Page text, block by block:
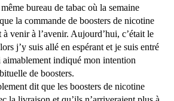
bureau de tabac où la semaine
la commande de boosters de nicotine
venir à l’avenir. Aujourd’hui, c’était le
j’y suis allé en espérant et je suis entré
aimablement indiqué mon intention
de boosters.
dit que les boosters de nicotine